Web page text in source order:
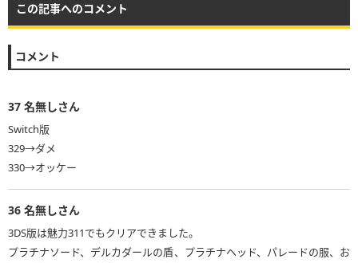
この記事へのコメント
コメント
37 名無しさん
Switch版
329→ダメ
36 名無しさん
3DS版は魅力311でもクリアできました。
プラチナソード、デルカダールの盾、プラチナヘッド、パレードの服、お